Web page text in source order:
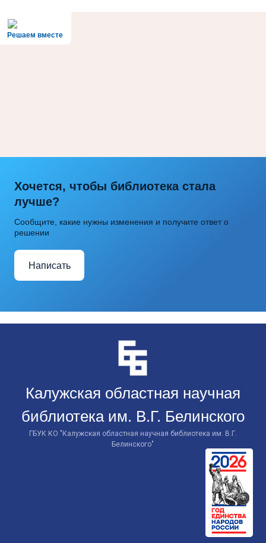
Решаем вместе
Хочется, чтобы библиотека стала
лучше?
Сообщите, какие нужны изменения и получите ответ о
решении
Написать
Калужская областная научная
библиотека им. В.Г. Белинского
ГБУК КО "Калужская областная научная библиотека им. В.Г.
Белинского"